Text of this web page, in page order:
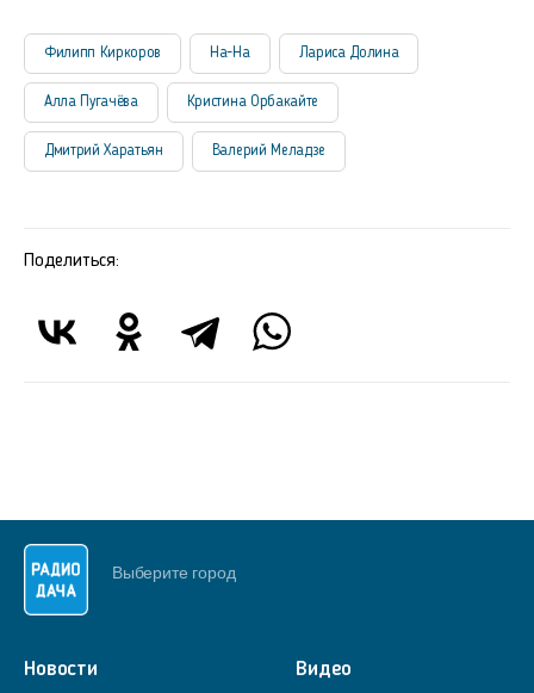
Филипп Киркоров На-На Лариса Долина
Алла Пугачёва Кристина Орбакайте
Дмитрий Харатьян Валерий Меладзе
Поделиться:
Выберите город
Новости Видео